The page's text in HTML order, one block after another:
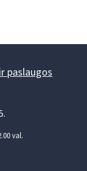
paslaugos
val.